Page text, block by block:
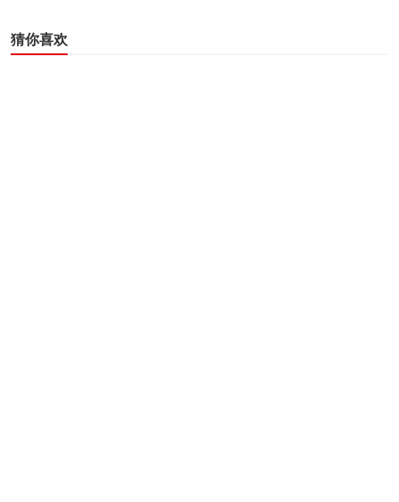
猜你喜欢